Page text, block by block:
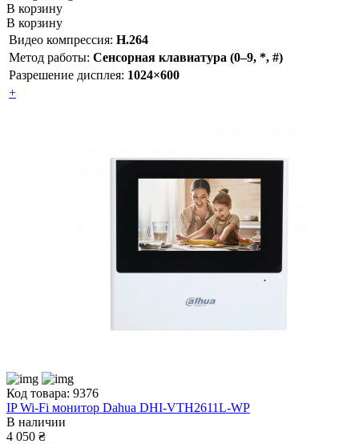
В корзину
В корзину
Видео компрессия: H.264
Метод работы: Сенсорная клавиатура (0–9, *, #)
Разрешение дисплея: 1024×600
+
Код товара: 9376
IP Wi-Fi монитор Dahua DHI-VTH2611L-WP
В наличии
4 050 ₴